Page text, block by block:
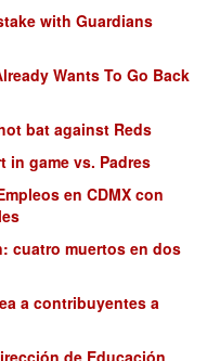
with Guardians
Wants To Go Back
bat against Reds
in game vs. Padres
en CDMX con
cuatro muertos en dos
a contribuyentes a
de Educación